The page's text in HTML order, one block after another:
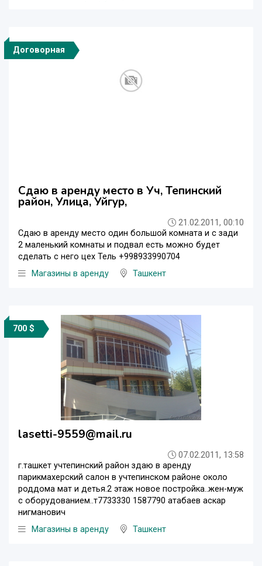
Договорная
Сдаю в аренду место в Уч, Тепинский
район, Улица, Уйгур,
21.02.2011, 00:10
Сдаю в аренду место один большой комната и с зади
2 маленький комнаты и подвал есть можно будет
сделать с него цех Тель +998933990704
Магазины в аренду
Ташкент
700 $
lasetti-9559@mail.ru
07.02.2011, 13:58
г.ташкет учтепинский район здаю в аренду
парикмахерский салон в учтепинском районе около
роддома мат и детья.2 этаж новое постройка..жен-муж
с оборудованием..т7733330 1587790 атабаев аскар
нигманович
Магазины в аренду
Ташкент